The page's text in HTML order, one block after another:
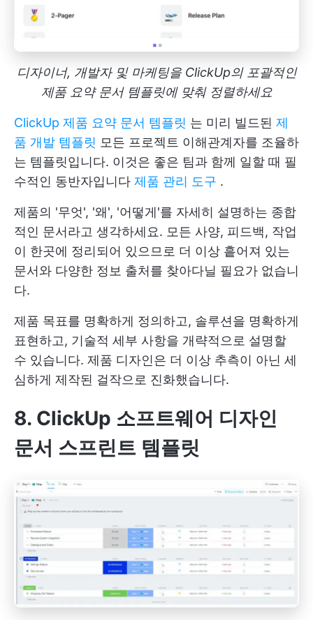
디자이너, 개발자 및 마케팅을 ClickUp의 포괄적인
제품 요약 문서 템플릿에 맞춰 정렬하세요
ClickUp 제품 요약 문서 템플릿 는 미리 빌드된 제
품 개발 템플릿 모든 프로젝트 이해관계자를 조율하
는 템플릿입니다. 이것은 좋은 팀과 함께 일할 때 필
수적인 동반자입니다 제품 관리 도구 .
제품의 '무엇', '왜', '어떻게'를 자세히 설명하는 종합
적인 문서라고 생각하세요. 모든 사양, 피드백, 작업
이 한곳에 정리되어 있으므로 더 이상 흩어져 있는
문서와 다양한 정보 출처를 찾아다닐 필요가 없습니
다.
제품 목표를 명확하게 정의하고, 솔루션을 명확하게
표현하고, 기술적 세부 사항을 개략적으로 설명할
수 있습니다. 제품 디자인은 더 이상 추측이 아닌 세
심하게 제작된 걸작으로 진화했습니다.
8. ClickUp 소프트웨어 디자인
문서 스프린트 템플릿